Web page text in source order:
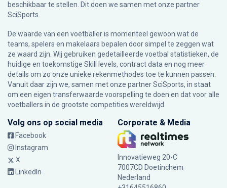
beschikbaar te stellen. Dit doen we samen met onze partner
SciSports
De waarde van een voetballer is momenteel gewoon wat de
teams, spelers en makelaars bepalen door simpel te zeggen wat
ze waard zijn. Wij gebruiken gedetailleerde voetbal statistieken, de
huidige en toekomstige Skill levels, contract data en nog meer
details om zo onze unieke rekenmethodes toe te kunnen passen.
Vanuit daar zijn we, samen met onze partner SciSports, in staat
om een eigen transferwaarde voorspelling te doen en dat voor alle
voetballers in de grootste competities wereldwijd.
Volg ons op social media
Facebook
Instagram
X
LinkedIn
Corporate & Media
Innovatieweg 20-C
7007CD Doetinchem
Nederland